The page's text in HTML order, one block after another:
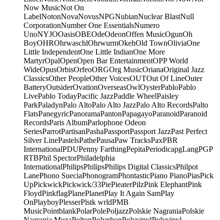
Now MusicNot On
LabelNotonNovaNovusNPGNubianNuclear BlastNull
CorporationNumber One EssentialsNumero
UnoNYJOOasisOBEOdeOdeonOffen MusicOgunOh
BoyOHROhrwaschlOhrwurmOkehOld TownOliviaOne
Little IndependentOne Little IndianOne More
MartyrOpalOpenOpen Bar EntertainmentOPP World
WideOpusOrbisOrfeoORGOrg MusicOrianaOriginal Jazz
ClassicsOther PeopleOther VoicesOUTOut Of LineOuter
BatteryOutsiderOvationOverseasOwlOysterPabloPablo
LivePablo TodayPacific JazzPaddle WheelPaisley
ParkPaladynPalo AltoPalo Alto JazzPalo Alto RecordsPalto
FlatsPanegyricPanoramaPantonPapagayoParanoidParanoid
RecordsParis AlbumParlophone Odeon
SeriesParrotPartisanPashaPassportPassport JazzPast Perfect
Silver LinePastelsPathePausaPaw TracksPaxPBR
InternationalPDUPenny FarthingPepitaPeriodicapgLangPGP
RTBPhil SpectorPhiladelphia
InternationalPhilipsPhilipsPhilips Digital ClassicsPhilpot
LanePhono SueciaPhonogramPhontasticPiano PianoPiasPick
UpPickwickPickwick/33PiePieaterPilzPink ElephantPink
FloydPinkflagPlanePlanetPlay It Again SamPlay
OnPlayboyPlesserPlstk wrldPMB
MusicPointblankPolarPolePoljazzPolskie NagraniaPolskie